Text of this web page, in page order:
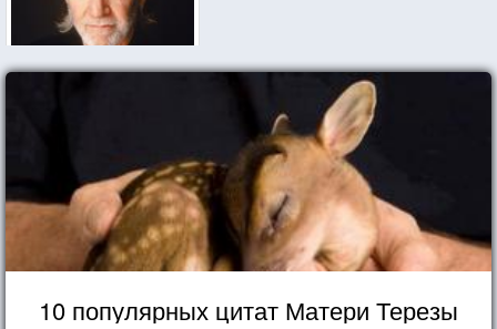
10 популярных цитат Матери Терезы